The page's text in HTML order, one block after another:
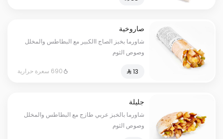
صاروخية
شاورما بخبز الصاج االكبير مع البطاطس والمخلل
وصوص الثوم
690 سعرة حرارية
جليلة
شاورما بالخبز عربي طازج مع البطاطس والمخلل
وصوص الثوم